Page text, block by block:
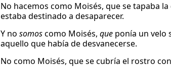
No hacemos como Moisés, que se tapaba
estaba destinado a desaparecer.
Y no somoscomo Moisés, que ponía un velo
aquello que había de desvanecerse.
No como Moisés, que se cubría el rostro